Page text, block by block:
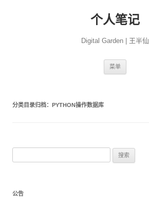
个人笔记
Digital Garden | 王半仙
菜单
分类目录归档： PYTHON操作数据库
公告